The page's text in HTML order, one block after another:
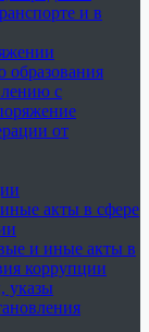
и в
образования
с
от
акты в сфере
и иные акты в
коррупции
указы